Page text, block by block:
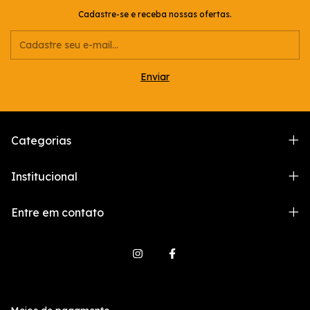
Cadastre-se e receba nossas ofertas.
Categorias
Institucional
Entre em contato